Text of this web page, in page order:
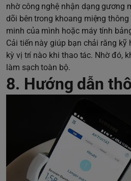
nhờ công nghệ nhận dạng gương
dõi bên trong khoang miệng
minh của mình hoặc máy tính
Cải tiến này giúp bạn chải răng kỹ
kỳ vị trí nào khi thao tác. Nhờ đó,
làm sạch toàn bộ.
8. Hướng dẫn